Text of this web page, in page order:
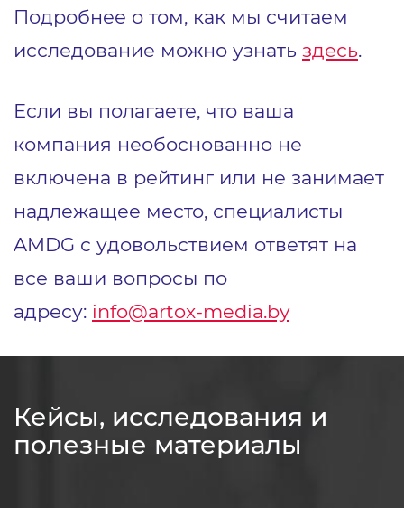
Подробнее о том, как мы считаем
исследование можно узнать здесь.
Если вы полагаете, что ваша
компания необоснованно не
включена в рейтинг или не занимает
надлежащее место, специалисты
AMDG с удовольствием ответят на
все ваши вопросы по
адресу: info@artox-media.by
Кейсы, исследования и
полезные материалы